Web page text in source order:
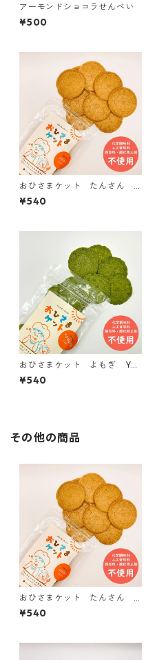
アーモンドショコラせんべい
¥500
おひさまケット たんさん S
ODA【おひさまのおやつシリ
ーズ】
¥540
おひさまケット よもぎ YO
MOGI【おひさまのおやつシリ
ーズ】
¥540
その他の商品
おひさまケット たんさん S
ODA【おひさまのおやつシリ
ーズ】
¥540